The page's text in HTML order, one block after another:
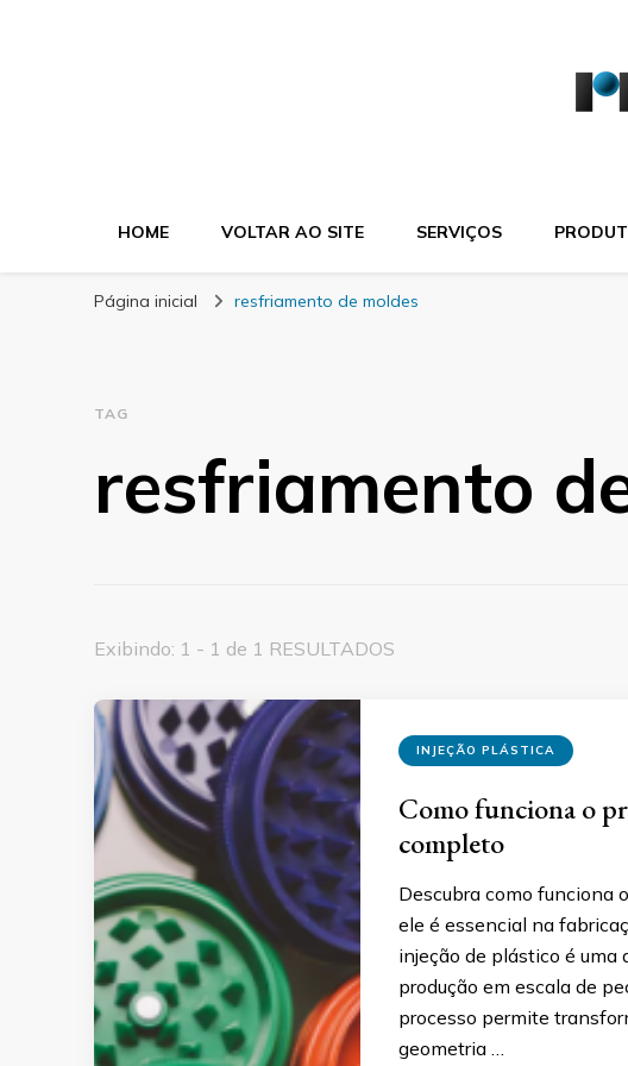
HOME VOLTAR AO SITE SERVIÇOS
Página inicial resfriamento de moldes
TAG
resfriamento
Exibindo: 1 - 1 de 1 RESULTADOS
INJEÇÃO PLÁSTICA
Como funciona o
completo
Descubra como funciona
ele é essencial na
injeção de plástico é uma
produção em escala de
processo permite
geometria …